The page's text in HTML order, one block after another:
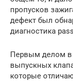
пропусков
дефект был
диагностика
Первым делом в
выпускных
которые